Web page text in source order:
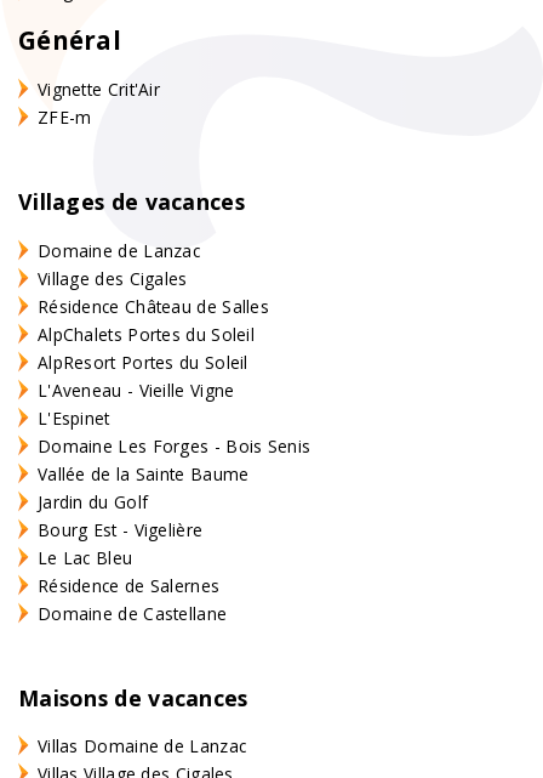
Général
Vignette Crit'Air
ZFE-m
Villages de vacances
Domaine de Lanzac
Village des Cigales
Résidence Château de Salles
AlpChalets Portes du Soleil
AlpResort Portes du Soleil
L'Aveneau - Vieille Vigne
L'Espinet
Domaine Les Forges - Bois Senis
Vallée de la Sainte Baume
Jardin du Golf
Bourg Est - Vigelière
Le Lac Bleu
Résidence de Salernes
Domaine de Castellane
Maisons de vacances
Villas Domaine de Lanzac